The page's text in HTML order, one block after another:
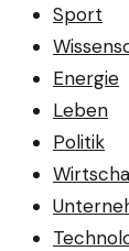
Sport
Energie
Leben
Politik